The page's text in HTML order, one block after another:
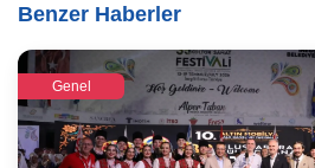
Benzer Haberler
Genel